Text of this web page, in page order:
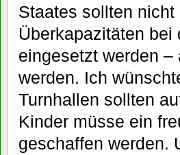
Staates sollten
Überkapazitäten
eingesetzt werden
werden. Ich
Turnhallen sollten
Kinder müsse ein
geschaffen werden.